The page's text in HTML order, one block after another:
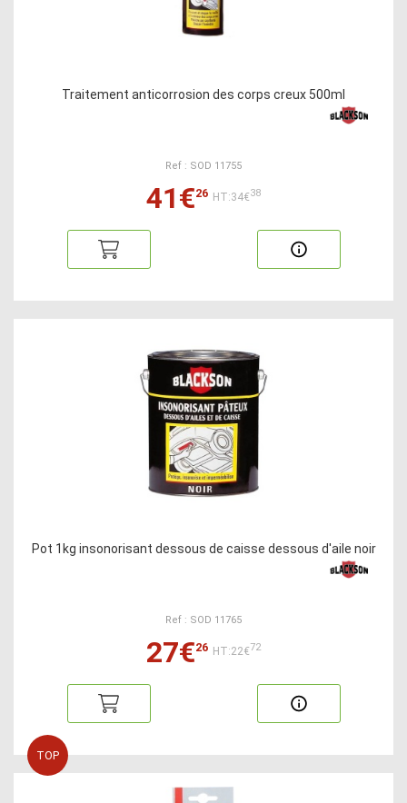
Traitement anticorrosion des corps creux 500ml
Ref : SOD 11755
41€26 HT:34€38
Pot 1kg insonorisant dessous de caisse dessous d'aile noir
Ref : SOD 11765
27€26 HT:22€72
TOP